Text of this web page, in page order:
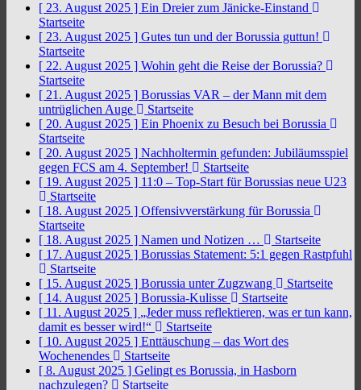
[ 23. August 2025 ] Ein Dreier zum Jänicke-Einstand
Startseite
[ 23. August 2025 ] Gutes tun und der Borussia guttun!
Startseite
[ 22. August 2025 ] Wohin geht die Reise der Borussia?
Startseite
[ 21. August 2025 ] Borussias VAR – der Mann mit dem
untrüglichen Auge
Startseite
[ 20. August 2025 ] Ein Phoenix zu Besuch bei Borussia
Startseite
[ 20. August 2025 ] Nachholtermin gefunden: Jubiläumsspiel
gegen FCS am 4. September!
Startseite
[ 19. August 2025 ] 11:0 – Top-Start für Borussias neue U23
Startseite
[ 18. August 2025 ] Offensivverstärkung für Borussia
Startseite
[ 18. August 2025 ] Namen und Notizen …
Startseite
[ 17. August 2025 ] Borussias Statement: 5:1 gegen Rastpfuhl
Startseite
[ 15. August 2025 ] Borussia unter Zugzwang
Startseite
[ 14. August 2025 ] Borussia-Kulisse
Startseite
[ 11. August 2025 ] „Jeder muss reflektieren, was er tun kann,
damit es besser wird!“
Startseite
[ 10. August 2025 ] Enttäuschung – das Wort des
Wochenendes
Startseite
[ 8. August 2025 ] Gelingt es Borussia, in Hasborn
nachzulegen?
Startseite